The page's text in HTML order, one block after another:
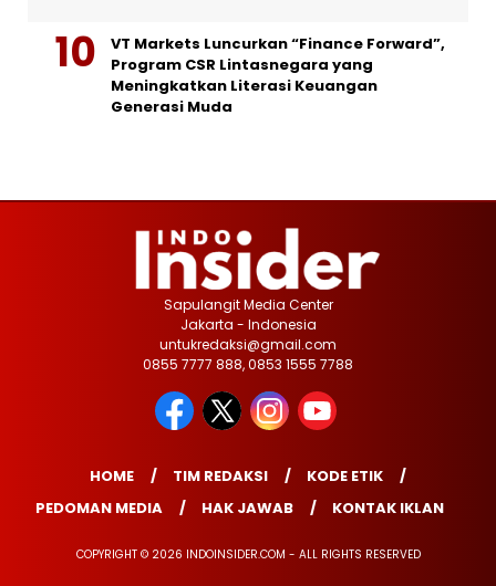
VT Markets Luncurkan “Finance Forward”,
Program CSR Lintasnegara yang
Meningkatkan Literasi Keuangan
Generasi Muda
Sapulangit Media Center
Jakarta - Indonesia
untukredaksi@gmail.com
0855 7777 888, 0853 1555 7788
HOME TIM REDAKSI
KODE ETIK
PEDOMAN MEDIA
HAK JAWAB KONTAK IKLAN
COPYRIGHT © 2026 INDOINSIDER.COM - ALL RIGHTS RESERVED